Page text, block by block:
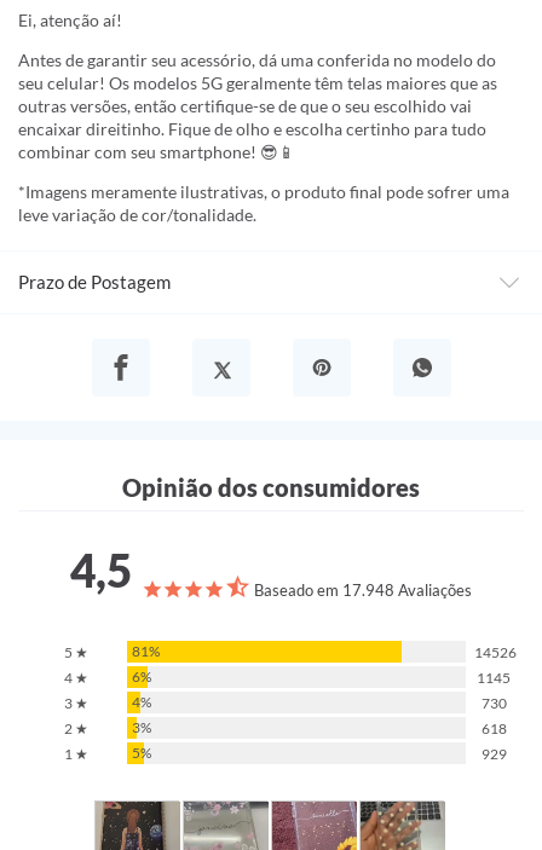
Ei, atenção aí!
Antes de garantir seu acessório, dá uma conferida no modelo do
seu celular! Os modelos 5G geralmente têm telas maiores que as
outras versões, então certifique-se de que o seu escolhido vai
encaixar direitinho. Fique de olho e escolha certinho para tudo
combinar com seu smartphone! 😎📱
*Imagens meramente ilustrativas, o produto final pode sofrer uma
leve variação de cor/tonalidade.
Prazo de Postagem
Opinião dos consumidores
4,5 Baseado em 17.948 Avaliações
5 ★ 81%
14526
4 ★
6%
1145
3 ★
4%
730
2 ★
3%
618
1 ★
5% 929